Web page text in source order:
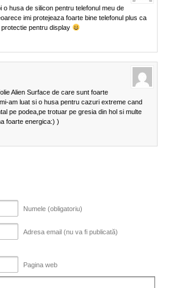
o husa de silicon pentru telefonul meu de
imi protejeaza foarte bine telefonul plus ca
pentru display
Alien Surface de care sunt foarte
am luat si o husa pentru cazuri extreme cand
pe podea,pe trotuar pe gresia din hol si multe
foarte energica:) )
Numele (obligatoriu)
Adresa email (nu va fi publicată)
Pagina web